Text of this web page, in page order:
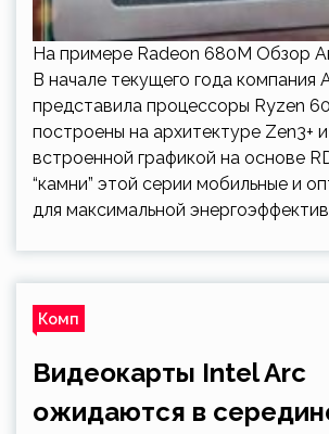
На примере Radeon 680M Обзор
В начале текущего года компания
представила процессоры Ryzen
построены на архитектуре Zen3+
встроенной графикой на основе
“камни” этой серии мобильные и
для максимальной
Комп
Видеокарты Intel Arc
ожидаются в